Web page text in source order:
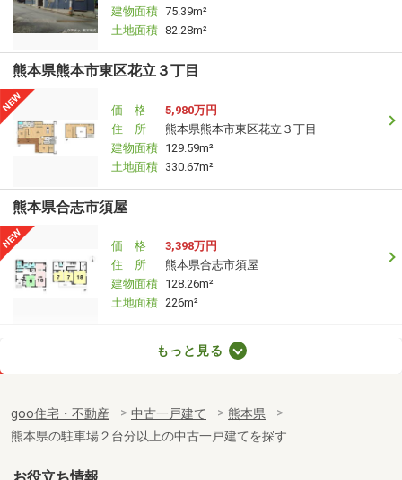
建物面積 75.39m²
土地面積 82.28m²
熊本県熊本市東区花立３丁目
価 格
5,980万円
住 所
熊本県熊本市東区花立３丁目
建物面積 129.59m²
土地面積 330.67m²
熊本県合志市須屋
価 格
3,398万円
住 所
熊本県合志市須屋
建物面積 128.26m²
土地面積 226m²
建物面積 119m²
土地面積 232.99m²
もっと見る
goo住宅・不動産 中古一戸建て
熊本県
熊本県の駐車場２台分以上の中古一戸建てを探す